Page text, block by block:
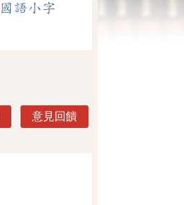
國語小字
意見回饋